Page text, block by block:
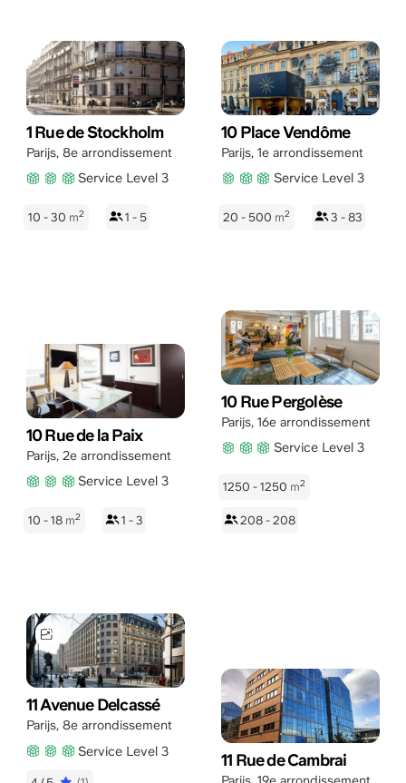
1 Rue de Stockholm
Parijs, 8e arrondissement
Service Level 3
10 - 30 m2 1 - 5
10 Place Vendôme
Parijs, 1e arrondissement
Service Level 3
20 - 500 m2 3 - 83
10 Rue de la Paix
Parijs, 2e arrondissement
Service Level 3
10 - 18 m2 1 - 3
10 Rue Pergolèse
Parijs, 16e arrondissement
Service Level 3
1250 - 1250 m2
208 - 208
11 Avenue Delcassé
Parijs, 8e arrondissement
Service Level 3
11 Rue de Cambrai